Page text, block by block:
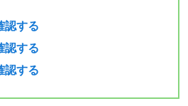
認する
認する
認する